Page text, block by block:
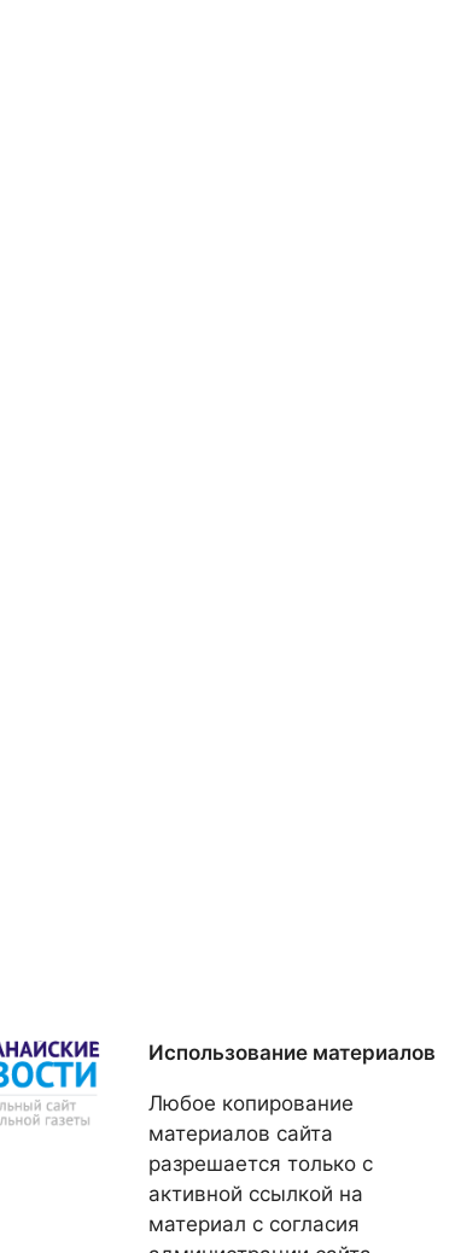
Использование материалов
Любое копирование
материалов сайта
разрешается только с
активной ссылкой на
материал с согласия